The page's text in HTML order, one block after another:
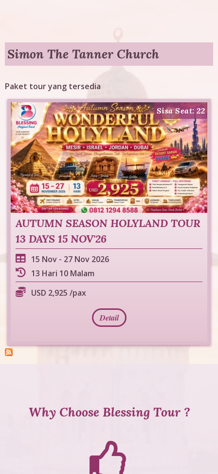
r
Simon The Tanner Church
Paket tour yang tersedia
Sisa Seat: 22
AUTUMN SEASON HOLYLAND TOUR
13 DAYS 15 NOV'26
15 Nov - 27 Nov 2026
13 Hari 10 Malam
USD 2,925 /pax
Detail
Why Choose Blessing Tour ?